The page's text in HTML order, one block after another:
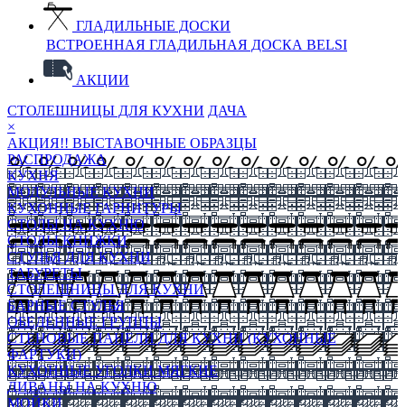
ГЛАДИЛЬНЫЕ ДОСКИ
ВСТРОЕННАЯ ГЛАДИЛЬНАЯ ДОСКА BELSI
АКЦИИ
СТОЛЕШНИЦЫ ДЛЯ КУХНИ ДАЧА
×
АКЦИЯ!! ВЫСТАВОЧНЫЕ ОБРАЗЦЫ
РАСПРОДАЖА
КУХНЯ
МОДУЛЬНЫЕ КУХНИ
КУХОННЫЕ ГАРНИТУРЫ
СТОЛЫ НА КУХНЮ
СТОЛЫ КНИЖКИ
СТУЛЬЯ ДЛЯ КУХНИ
ТАБУРЕТЫ
СТОЛЕШНИЦЫ ДЛЯ КУХНИ
БАРНЫЕ СТУЛЬЯ
ОБЕДЕННЫЕ ГРУППЫ
СТЕНОВЫЕ ПАНЕЛИ ДЛЯ КУХНИ (КУХОННЫЕ
ФАРТУКИ)
КУХОННЫЕ УГОЛКИ МЯГКИЕ
ДИВАНЫ НА КУХНЮ
МОЙКИ